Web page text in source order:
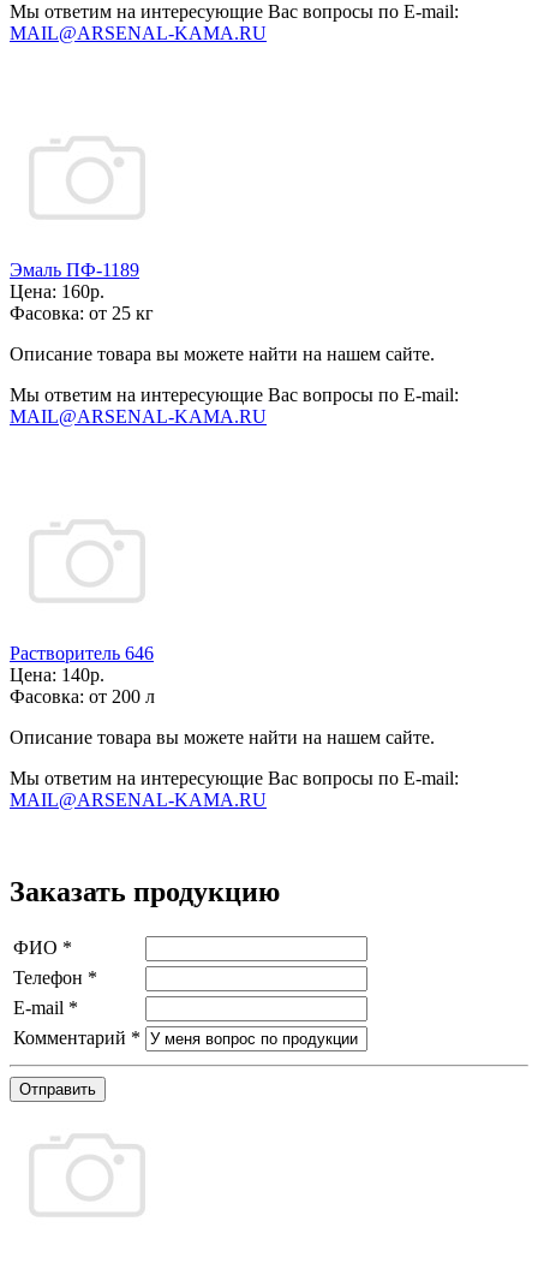
Мы ответим на интересующие Вас вопросы по E-mail:
MAIL@ARSENAL-KAMA.RU
Эмаль ПФ-1189
Цена: 160р.
Фасовка: от 25 кг
Описание товара вы можете найти на нашем сайте.
Мы ответим на интересующие Вас вопросы по E-mail:
MAIL@ARSENAL-KAMA.RU
Растворитель 646
Цена: 140р.
Фасовка: от 200 л
Описание товара вы можете найти на нашем сайте.
Мы ответим на интересующие Вас вопросы по E-mail:
MAIL@ARSENAL-KAMA.RU
Заказать продукцию
ФИО *
Телефон *
E-mail *
Комментарий *
Отправить